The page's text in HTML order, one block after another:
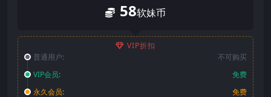
58软妹币
VIP折扣
普通用户:
不可购买
VIP会员:
免费
永久会员:
免费